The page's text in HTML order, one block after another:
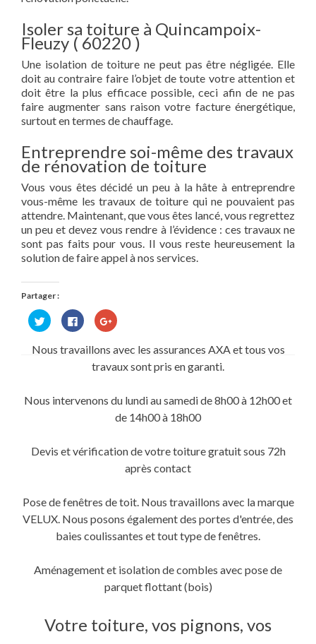
Isoler sa toiture à Quincampoix-
Fleuzy ( 60220 )
Une isolation de toiture ne peut pas être négligée. Elle
doit au contraire faire l’objet de toute votre attention et
doit être la plus efficace possible, ceci afin de ne pas
faire augmenter sans raison votre facture énergétique,
surtout en termes de chauffage.
Entreprendre soi-même des travaux
de rénovation de toiture
Vous vous êtes décidé un peu à la hâte à entreprendre
vous-même les travaux de toiture qui ne pouvaient pas
attendre. Maintenant, que vous êtes lancé, vous regrettez
un peu et devez vous rendre à l’évidence : ces travaux ne
sont pas faits pour vous. Il vous reste heureusement la
solution de faire appel à nos services.
Partager :
Cliquez
pour
partager
Twitter(ouvre
Cliquez
pour
partager
sur
Facebook(ouvre
dans
une
Cliquez
pour
Google+
dans
fenêtre)
Nous travaillons avec les assurances AXA et tous vos
travaux sont pris en garanti.
Nous intervenons du lundi au samedi de 8h00 à 12h00 et
de 14h00 à 18h00
Devis et vérification de votre toiture gratuit sous 72h
après contact
Pose de fenêtres de toit. Nous travaillons avec la marque
VELUX. Nous posons également des portes d'entrée, des
baies coulissantes et tout type de fenêtres.
Aménagement et isolation de combles avec pose de
parquet flottant (bois)
Votre toiture, vos pignons, vos